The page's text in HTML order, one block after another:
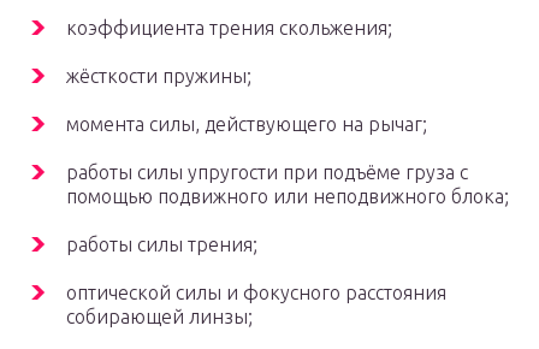
коэффициента трения скольжения;
жёсткости пружины;
момента силы, действующего на рычаг;
работы силы упругости при подъёме груза с
помощью подвижного или неподвижного блока;
работы силы трения;
оптической силы и фокусного расстояния
собирающей линзы;